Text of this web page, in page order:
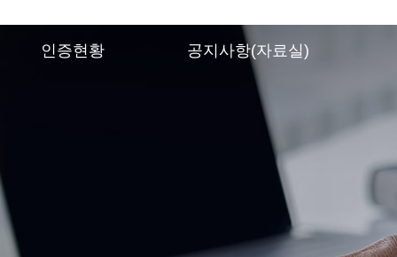
인증현황 공지사항(자료실)